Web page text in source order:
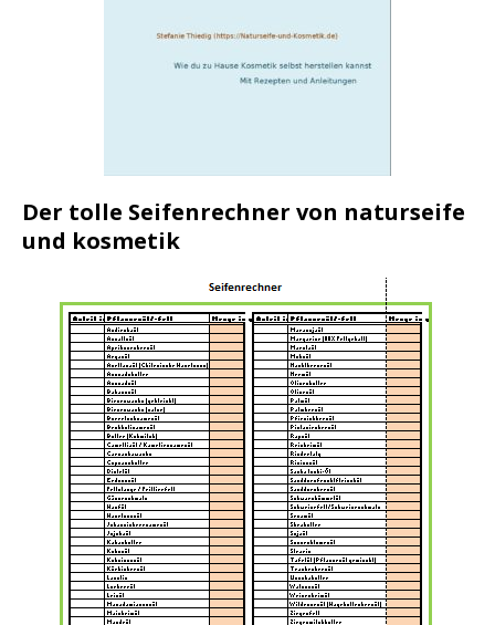
Der tolle Seifenrechner von naturseife
und kosmetik